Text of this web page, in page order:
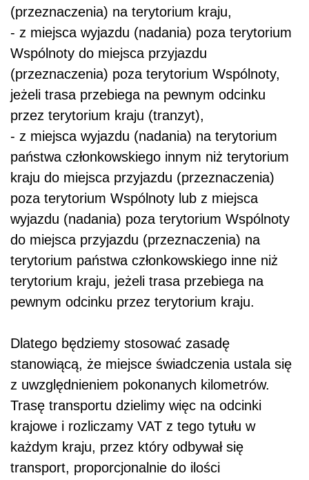
(przeznaczenia) na terytorium kraju,
- z miejsca wyjazdu (nadania) poza terytorium
Wspólnoty do miejsca przyjazdu
(przeznaczenia) poza terytorium Wspólnoty,
jeżeli trasa przebiega na pewnym odcinku
przez terytorium kraju (tranzyt),
- z miejsca wyjazdu (nadania) na terytorium
państwa członkowskiego innym niż terytorium
kraju do miejsca przyjazdu (przeznaczenia)
poza terytorium Wspólnoty lub z miejsca
wyjazdu (nadania) poza terytorium Wspólnoty
do miejsca przyjazdu (przeznaczenia) na
terytorium państwa członkowskiego inne niż
terytorium kraju, jeżeli trasa przebiega na
pewnym odcinku przez terytorium kraju.
Dlatego będziemy stosować zasadę
stanowiącą, że miejsce świadczenia ustala się
z uwzględnieniem pokonanych kilometrów.
Trasę transportu dzielimy więc na odcinki
krajowe i rozliczamy VAT z tego tytułu w
każdym kraju, przez który odbywał się
transport, proporcjonalnie do ilości